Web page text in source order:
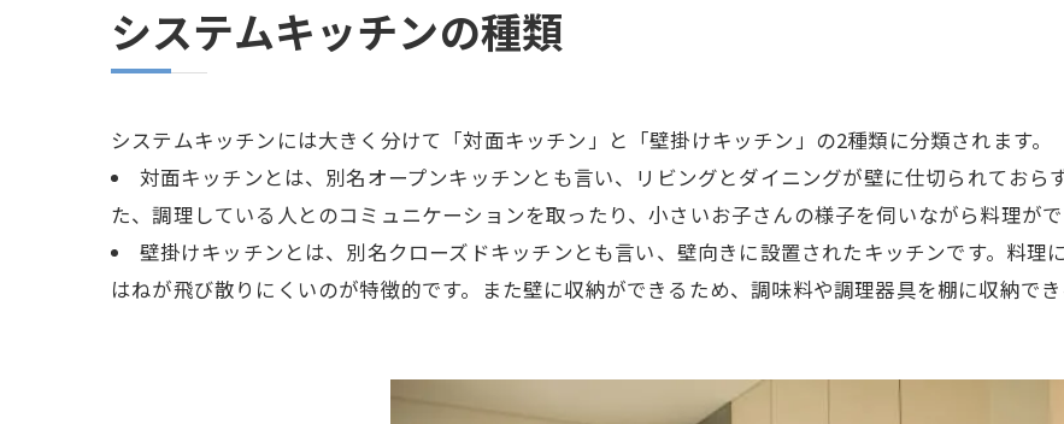
システムキッチンの種類
システムキッチンには大きく分けて「対面キッチン」と「壁掛けキッチン」の2種類に分類されます。
対面キッチンとは、別名オープンキッチンとも言い、リビングとダイニングが壁に仕切られておら
た、調理している人とのコミュニケーションを取ったり、小さいお子さんの様子を伺いながら料理がで
壁掛けキッチンとは、別名クローズドキッチンとも言い、壁向きに設置されたキッチンです。料
はねが飛び散りにくいのが特徴的です。また壁に収納ができるため、調味料や調理器具を棚に収納でき